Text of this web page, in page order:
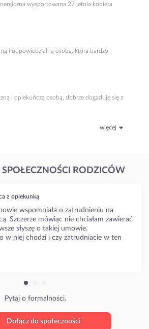
wysportowana 27 letnia kobieta
i odpowiedzialną osobą, która bardzo
i opiekuńczą osobą, dobrze dogaduję się z
więcej
RODZICÓW
o zatrudnieniu na
mówiąc nie chciałam zawierać
o takiej umowie.
i czy zatrudniacie w ten
formalności.
Dołącz do społeczności